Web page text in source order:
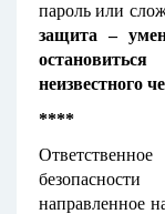
пароль или
защита –
неизвестного
****
направленное